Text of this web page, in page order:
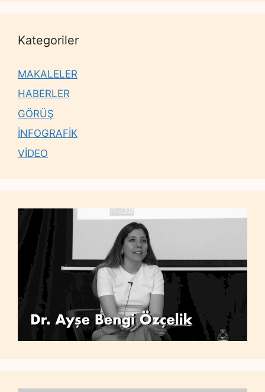
Kategoriler
MAKALELER
HABERLER
GÖRÜŞ
İNFOGRAFİK
VİDEO